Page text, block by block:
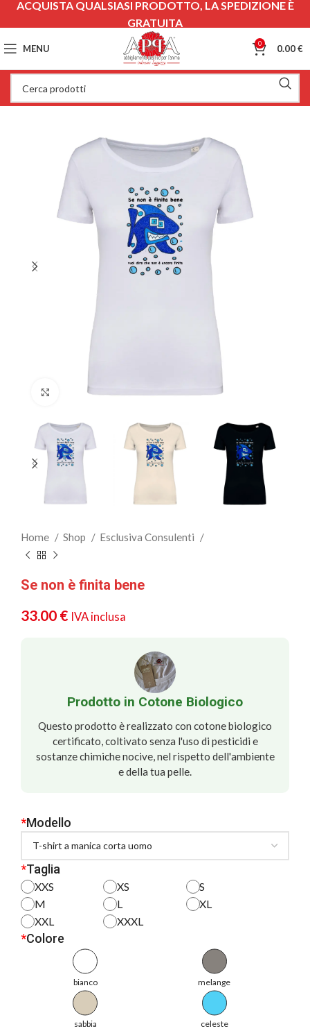
MENU 0 0.00€
Clicca per ingrandire
Home Shop Esclusiva Consulenti
Se non è finita bene
33.00 € IVA inclusa
Prodotto in Cotone Biologico
Questo prodotto è realizzato con cotone biologico
certificato, coltivato senza l'uso di pesticidi e
sostanze chimiche nocive, nel rispetto dell'ambiente
e della tua pelle.
*Modello
*Taglia
XXS XS
S
M
L
XL
XXL
XXXL
*Colore
bianco melange
sabbia celeste
ACQUISTA QUALSIASI PRODOTTO, LA SPEDIZIONE È
GRATUITA